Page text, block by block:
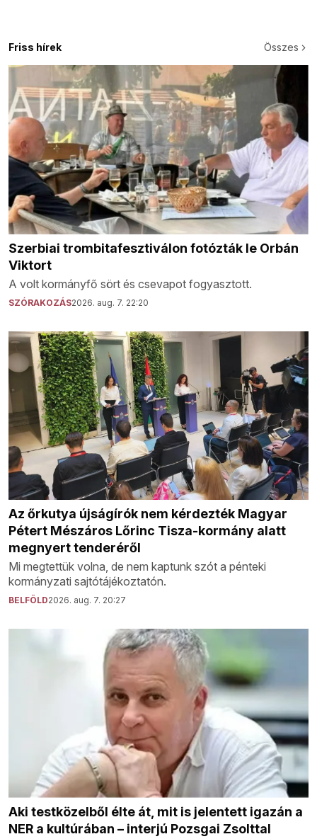
Friss hírek Összes
Szerbiai trombitafesztiválon fotózták le Orbán
Viktort
A volt kormányfő sört és csevapot fogyasztott.
SZÓRAKOZÁS2026. aug. 7. 22:20
Az őrkutya újságírók nem kérdezték Magyar
Pétert Mészáros Lőrinc Tisza-kormány alatt
megnyert tenderéről
Mi megtettük volna, de nem kaptunk szót a pénteki
kormányzati sajtótájékoztatón.
BELFÖLD2026. aug. 7. 20:27
Aki testközelből élte át, mit is jelentett igazán a
NER a kultúrában – interjú Pozsgai Zsolttal